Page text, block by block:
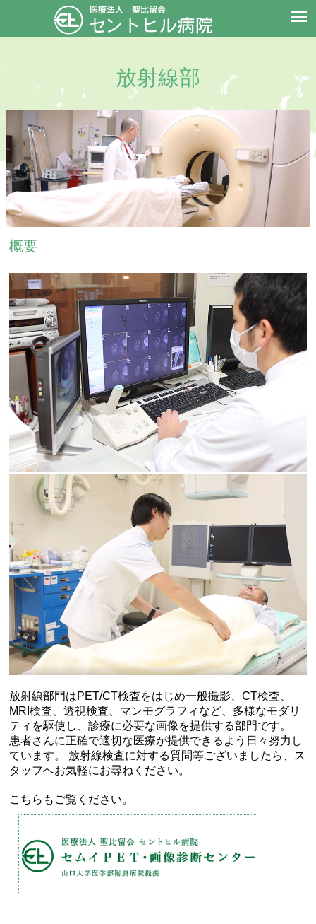
放射線部
概要
放射線部門はPET/CT検査をはじめ一般撮影、CT検査、
MRI検査、透視検査、マンモグラフィなど、多様なモダリ
ティを駆使し、診療に必要な画像を提供する部門です。
患者さんに正確で適切な医療が提供できるよう日々努力し
ています。 放射線検査に対する質問等ございましたら、ス
タッフへお気軽にお尋ねください。
こちらもご覧ください。